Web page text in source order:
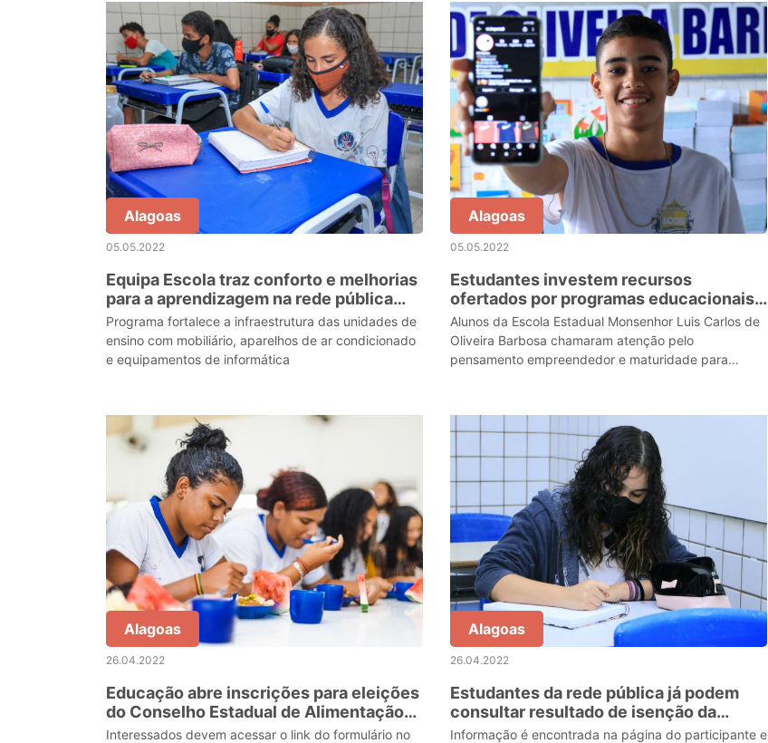
Alagoas
05.05.2022
Equipa Escola traz conforto e melhorias
para a aprendizagem na rede pública
estadual
Programa fortalece a infraestrutura das unidades de
ensino com mobiliário, aparelhos de ar condicionado
e equipamentos de informática
Alagoas
05.05.2022
Estudantes investem recursos
ofertados por programas educacionais
em empreendimentos próprios
Alunos da Escola Estadual Monsenhor Luis Carlos de
Oliveira Barbosa chamaram atenção pelo
pensamento empreendedor e maturidade para
Alagoas
26.04.2022
Educação abre inscrições para eleições
do Conselho Estadual de Alimentação
Escolar
Interessados devem acessar o link do formulário no
Alagoas
26.04.2022
Estudantes da rede pública já podem
consultar resultado de isenção da
inscrição do Enem
Informação é encontrada na página do participante e